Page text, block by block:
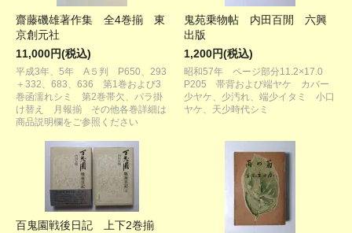
齋藤磯雄著作集 全4巻揃 東
京創元社
11,000円(税込)
平成3年、5年 A５判 P650、293
＋332、683、636 第1巻および3
巻函濡れシミ 第2巻帯欠、パラ掛
け替え 月報揃 その他各巻詳細は
商品説明欄をご参照ください
鬼苑乗物帖 内田百閒 六興
出版
1,200円(税込)
昭和57年 ページ部分11.2×17.0
P205 帯背および端ヤケ カバー
少ヤケ、少汚れ、端少イタミ 小口
ヤケ、天少時代シミ
百鬼園戦後日記 上下2巻揃